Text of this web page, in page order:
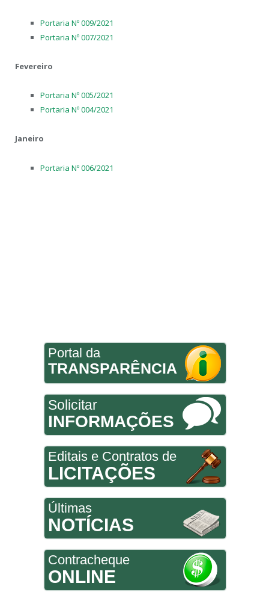
Portaria Nº 009/2021
Portaria Nº 007/2021
Fevereiro
Portaria Nº 005/2021
Portaria Nº 004/2021
Janeiro
Portaria Nº 006/2021
Portal da
TRANSPARÊNCIA
Solicitar
INFORMAÇÕES
Editais e Contratos de
LICITAÇÕES
Últimas
NOTÍCIAS
Contracheque
ONLINE